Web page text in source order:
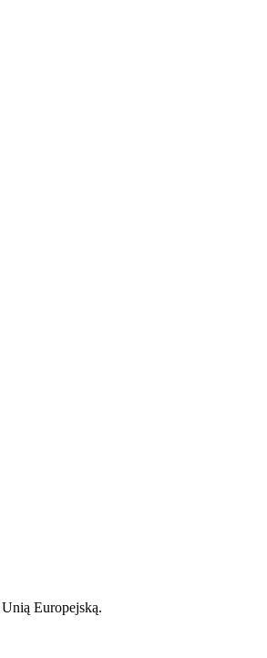
Europejską.